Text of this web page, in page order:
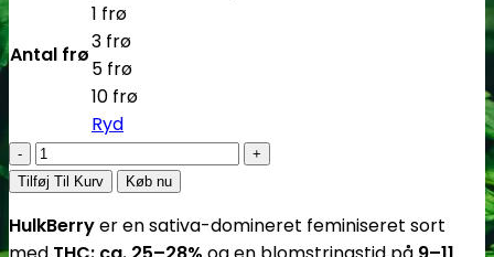
Antal frø
1 frø
3 frø
5 frø
10 frø
Ryd
HulkBerry
-
skunkfrø
Tilføj Til Kurv Køb nu
HulkBerryer en sativa-domineret feminiseret sort